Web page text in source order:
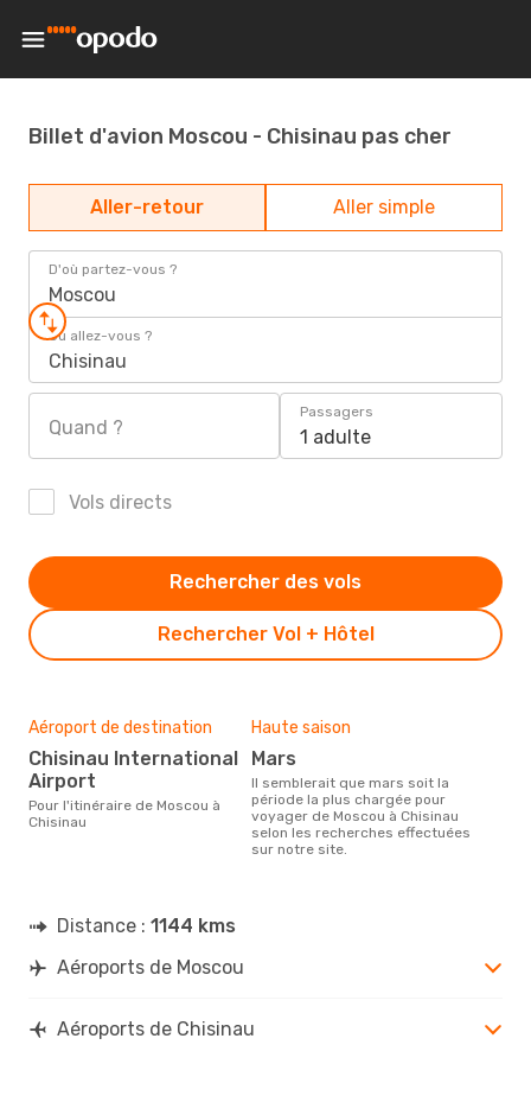
Billet d'avion Moscou - Chisinau pas cher
Aller-retour Aller simple
D'où partez-vous ?
Moscou
Où allez-vous ?
Chisinau
Quand ?
Passagers
1 adulte
Vols directs
Rechercher Vol + Hôtel
Rechercher des vols
Aéroport de destination
Chisinau International
Airport
Pour l'itinéraire de Moscou à
Chisinau
Haute saison
mars
Il semblerait que mars soit la
période la plus chargée pour
voyager de Moscou à Chisinau
selon les recherches effectuées
sur notre site.
Distance : 1144 kms
Aéroports de Moscou
Aéroports de Chisinau